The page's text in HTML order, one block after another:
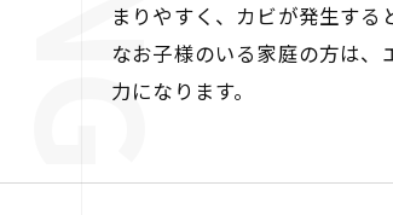
まりやすく、カビが発生す
なお子様のいる家庭の方は
力になります。